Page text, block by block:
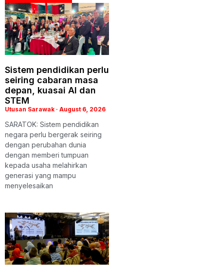
Sistem pendidikan perlu
seiring cabaran masa
depan, kuasai AI dan
STEM
Utusan Sarawak August 6, 2026
SARATOK: Sistem pendidikan
negara perlu bergerak seiring
dengan perubahan dunia
dengan memberi tumpuan
kepada usaha melahirkan
generasi yang mampu
menyelesaikan